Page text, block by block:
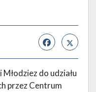
do udziału
przez Centrum